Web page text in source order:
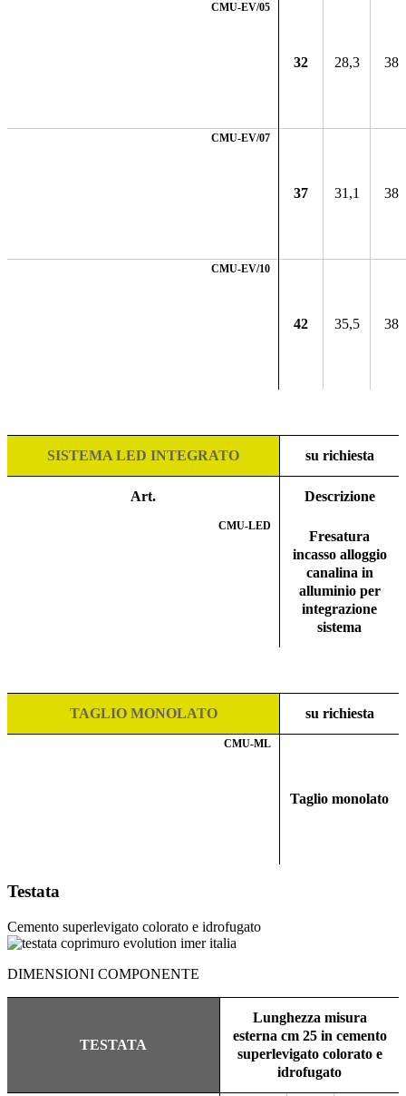
CMU-EV/05
32 28,3 38
CMU-EV/07
37 31,1 38
CMU-EV/10
42 35,5 38
SISTEMA LED INTEGRATO su richiesta
Art. Descrizione
CMU-LED
Fresatura
incasso alloggio
canalina in
alluminio per
integrazione
sistema
TAGLIO MONOLATO su richiesta
CMU-ML
Taglio monolato
Testata
Cemento superlevigato colorato e idrofugato
DIMENSIONI COMPONENTE
TESTATA
Lunghezza misura
esterna cm 25 in cemento
superlevigato colorato e
idrofugato